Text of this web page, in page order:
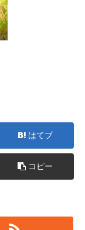
はてブ
コピー